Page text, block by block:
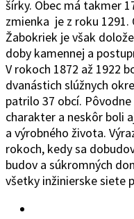
šírky. Obec má takmer
zmienka je z roku
Žabokriek je však
doby kamennej a
V rokoch 1872 až 1922
dvanástich slúžnych
patrilo 37 obcí.
charakter a neskôr boli
a výrobného života.
rokoch, kedy sa
budov a súkromných
všetky inžinierske siete